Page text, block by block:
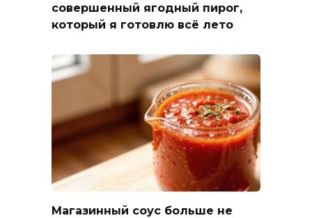
совершенный ягодный пирог,
который я готовлю всё лето
Магазинный соус больше не